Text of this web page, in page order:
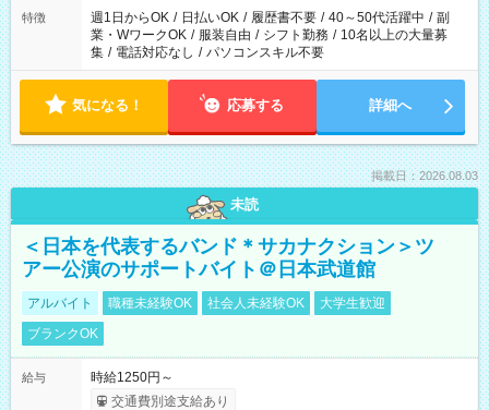
特徴 週1日からOK / 日払いOK / 履歴書不要 / 40～50代活躍中 / 副
業・WワークOK / 服装自由 / シフト勤務 / 10名以上の大量募
集 / 電話対応なし / パソコンスキル不要
気になる！ 応募する 詳細へ
掲載日：2026.08.03
未読
＜日本を代表するバンド＊サカナクション＞ツ
アー公演のサポートバイト＠日本武道館
アルバイト 職種未経験OK 社会人未経験OK
大学生歓迎
ブランクOK
給与
時給1250円～
交通費別途支給あり